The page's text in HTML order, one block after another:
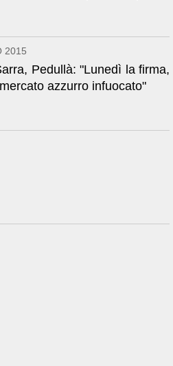
2015
Pedullà: "Lunedì la firma,
azzurro infuocato"